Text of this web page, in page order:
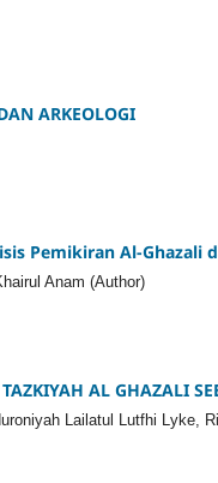
ARKEOLOGI
Pemikiran Al-Ghazali
Anam (Author)
AL GHAZALI
Lailatul Lutfhi Lyke,